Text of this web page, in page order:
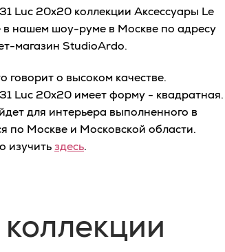
Luc 20x20 коллекции Аксессуары Le
в нашем шоу-руме в Москве по адресу
магазин StudioArdo.
о высоком качестве.
Luc 20x20 имеет форму - квадратная.
для интерьера выполненного в
по Москве и Московской области.
изучитьздесь.